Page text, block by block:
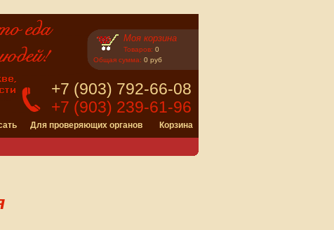
Моя корзина
Товаров: 0
Общая сумма: 0 руб
+7 (903) 792-66-08
+7 (903) 239-61-96
Для проверяющих органов Корзина